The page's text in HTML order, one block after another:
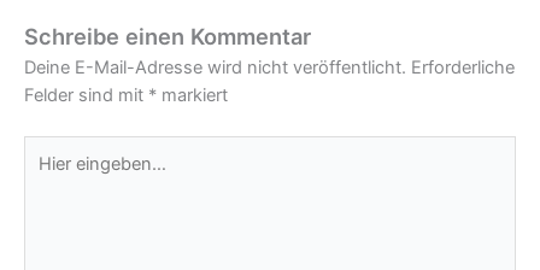
Schreibe einen Kommentar
Deine E-Mail-Adresse wird nicht veröffentlicht. Erforderliche
Felder sind mit * markiert
eingeben…